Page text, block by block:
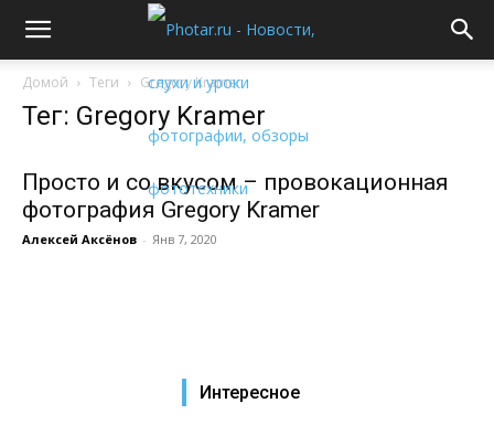
Домой Теги Gregory Kramer
Тег: Gregory Kramer
Просто и со вкусом – провокационная
фотография Gregory Kramer
Алексей Аксёнов - Янв 7, 2020
Интересное